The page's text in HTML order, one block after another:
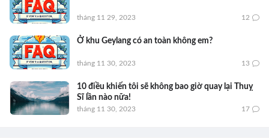
tháng 11 29, 2023 12
Ở khu Geylang có an toàn không em?
tháng 11 30, 2023 13
10 điều khiến tôi sẽ không bao giờ quay lại Thuỵ
Sĩ lần nào nữa!
tháng 11 30, 2023 17